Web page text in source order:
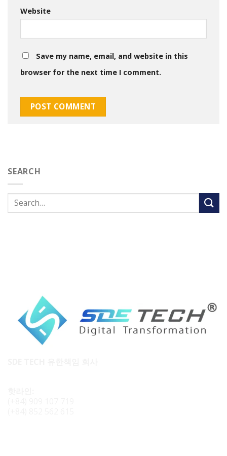
Website
Save my name, email, and website in this
browser for the next time I comment.
SEARCH